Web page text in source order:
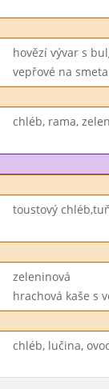
hovězí vývar s
vepřové na
chléb, rama,
toustový
zeleninová
hrachová kaše s
chléb, lučina,